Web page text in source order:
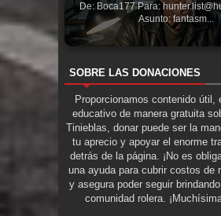
De: Boca177 Para:
Asunto: fantasm...
SOBRE LAS DONACIONES
Proporcionamos contenido útil,
educativo de manera gratuita
Tinieblas, donar puede ser la
tu aprecio y apoyar el enorme
detrás de la página. ¡No es
una ayuda para cubrir costos de
y asegura poder seguir
comunidad rolera.